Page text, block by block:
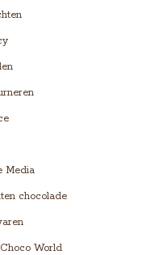
Media
chocolade
World